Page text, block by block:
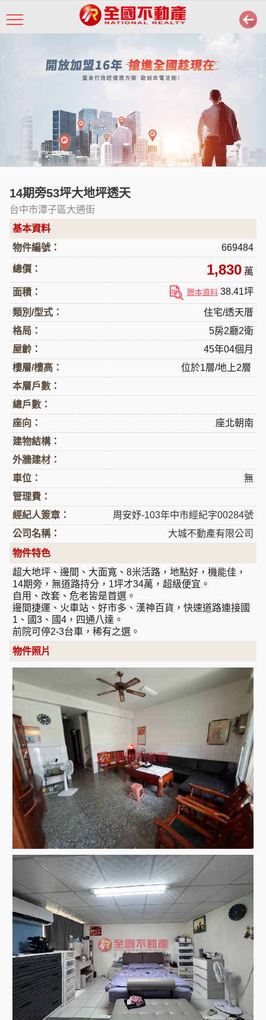
14期旁53坪大地坪透天
台中市潭子區大通街
基本資料
物件編號：
669484
總價： 1,830 萬
面積： 謄本資料 38.41坪
類別/型式：
住宅/透天厝
格局：
5房2廳2衛
屋齡：
45年04個月
樓層/樓高：
位於1層/地上2層
本層戶數：
總戶數：
座向：
座北朝南
建物結構：
外牆建材：
車位：
無
管理費：
經紀人簽章：
周安妤-103年中市經紀字00284號
公司名稱：
大城不動產有限公司
物件特色
超大地坪、邊間、大面寬、8米活路，地點好，機能佳，
14期旁，無道路持分，1坪才34萬，超級便宜。
自用、改套、危老皆是首選。
邊間捷運、火車站、好市多、漢神百貨，快速道路連接國
1、國3、國4，四通八達。
前院可停2-3台車，稀有之選。
物件照片